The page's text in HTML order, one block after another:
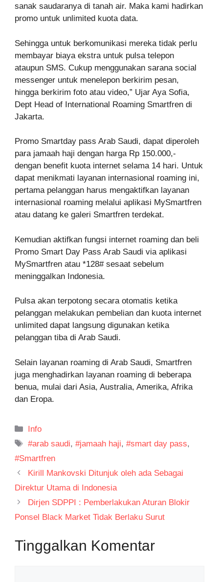
sanak saudaranya di tanah air. Maka kami hadirkan
promo untuk unlimited kuota data.
Sehingga untuk berkomunikasi mereka tidak perlu
membayar biaya ekstra untuk pulsa telepon
ataupun SMS. Cukup menggunakan sarana social
messenger untuk menelepon berkirim pesan,
hingga berkirim foto atau video,” Ujar Aya Sofia,
Dept Head of International Roaming Smartfren di
Jakarta.
Promo Smartday pass Arab Saudi, dapat diperoleh
para jamaah haji dengan harga Rp 150.000,-
dengan benefit kuota internet selama 14 hari. Untuk
dapat menikmati layanan internasional roaming ini,
pertama pelanggan harus mengaktifkan layanan
internasional roaming melalui aplikasi MySmartfren
atau datang ke galeri Smartfren terdekat.
Kemudian aktifkan fungsi internet roaming dan beli
Promo Smart Day Pass Arab Saudi via aplikasi
MySmartfren atau *128# sesaat sebelum
meninggalkan Indonesia.
Pulsa akan terpotong secara otomatis ketika
pelanggan melakukan pembelian dan kuota internet
unlimited dapat langsung digunakan ketika
pelanggan tiba di Arab Saudi.
Selain layanan roaming di Arab Saudi, Smartfren
juga menghadirkan layanan roaming di beberapa
benua, mulai dari Asia, Australia, Amerika, Afrika
dan Eropa.
Kategori
Info
Tag
#arab saudi,#jamaah haji,#smart day pass,
#Smartfren
Kirill Mankovski Ditunjuk oleh ada Sebagai
Direktur Utama di Indonesia
Dirjen SDPPI : Pemberlakukan Aturan Blokir
Ponsel Black Market Tidak Berlaku Surut
Tinggalkan Komentar